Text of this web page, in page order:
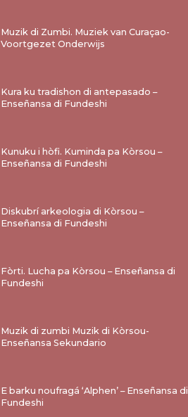
Muzik di Zumbi. Muziek van Curaçao-
Voortgezet Onderwijs
Kura ku tradishon di antepasado –
Enseñansa di Fundeshi
Kunuku i hòfi. Kuminda pa Kòrsou –
Enseñansa di Fundeshi
Diskubrí arkeologia di Kòrsou –
Enseñansa di Fundeshi
Fòrti. Lucha pa Kòrsou – Enseñansa di
Fundeshi
Muzik di zumbi Muzik di Kòrsou-
Enseñansa Sekundario
E barku noufragá ‘Alphen’ – Enseñansa di
Fundeshi